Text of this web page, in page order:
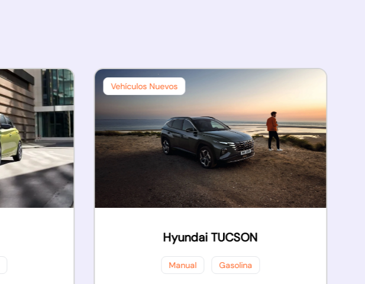
Vehículos Nuevos
Hyundai TUCSON
Manual Gasolina